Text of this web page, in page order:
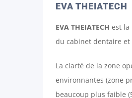
EVA THEIATECH
EVA THEIATECH est la
du cabinet dentaire
La clarté de la zone
environnantes (zone
beaucoup plus faible